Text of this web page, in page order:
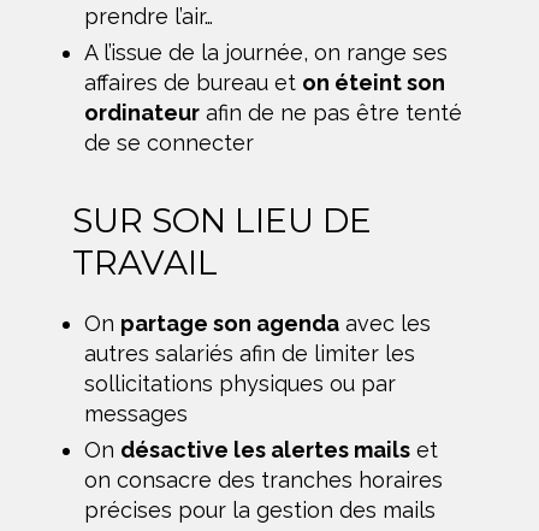
prendre l’air…
A l’issue de la journée, on range ses
affaires de bureau et on éteint son
ordinateur afin de ne pas être tenté
de se connecter
SUR SON LIEU DE
TRAVAIL
On partage son agenda avec les
autres salariés afin de limiter les
sollicitations physiques ou par
messages
On désactive les alertes mails et
on consacre des tranches horaires
précises pour la gestion des mails